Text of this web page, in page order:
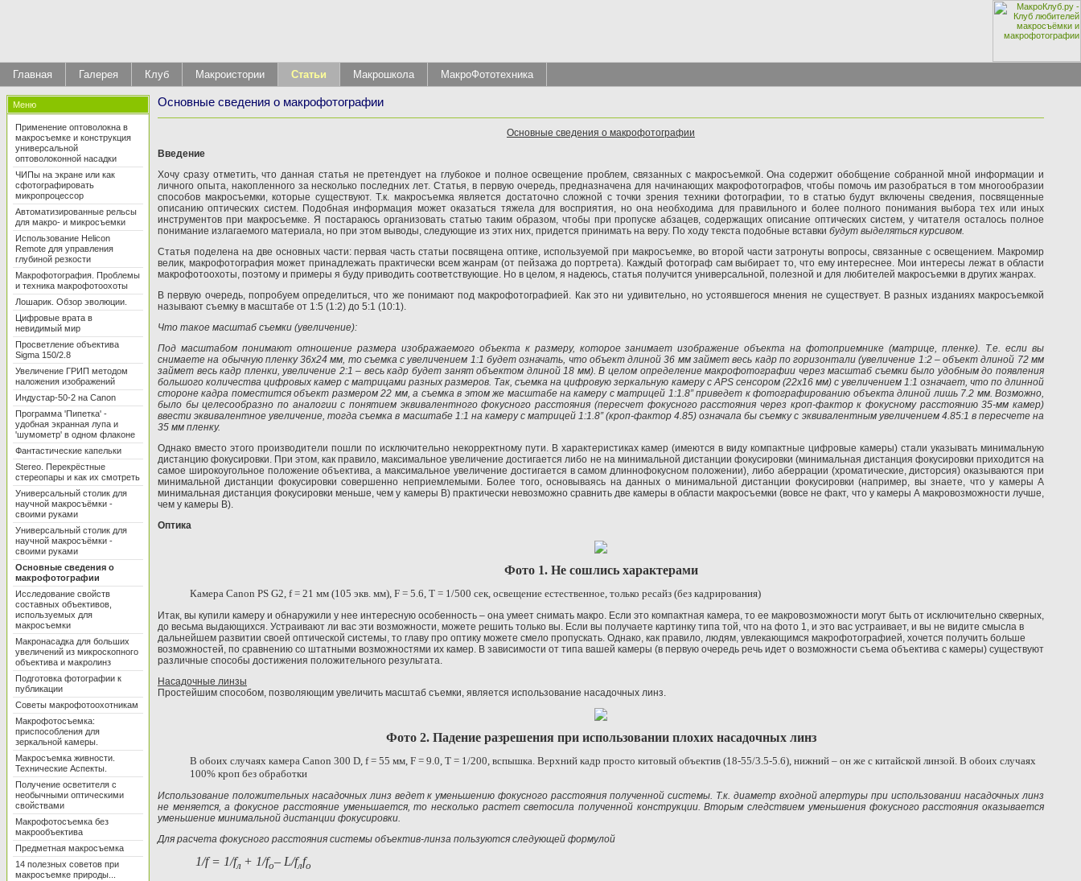
Главная Галерея Клуб Макроистории Статьи Макрошкола МакроФототехника
Меню
Применение оптоволокна в
макросъемке и конструкция
универсальной
оптоволоконной насадки
ЧИПы на экране или как
сфотографировать
микропроцессор
Автоматизированные рельсы
для макро- и микросъемки
Использование Helicon
Remote для управления
глубиной резкости
Макрофотография. Проблемы
и техника макрофотоохоты
Лошарик. Обзор эволюции.
Цифровые врата в
невидимый мир
Просветление объектива
Sigma 150/2.8
Увеличение ГРИП методом
наложения изображений
Индустар-50-2 на Canon
Программа 'Пипетка' -
удобная экранная лупа и
'шумометр' в одном флаконе
Фантастические капельки
Stereo. Перекрёстные
стереопары и как их смотреть
Универсальный столик для
научной макросъёмки -
своими руками
Универсальный столик для
научной макросъёмки -
своими руками
Основные сведения о
макрофотографии
Исследование свойств
составных объективов,
используемых для
макросъемки
Макронасадка для больших
увеличений из микроскопного
объектива и макролинз
Подготовка фотографии к
публикации
Советы макрофотоохотникам
Макрофотосъемка:
приспособления для
зеркальной камеры.
Макросъемка живности.
Технические Аспекты.
Получение осветителя с
необычными оптическими
свойствами
Макрофотосъемка без
макрообъектива
Предметная макросъемка
14 полезных советов при
макросъемке природы...
Основные сведения о макрофотографии
Основные сведения о макрофотографии
Введение
Хочу сразу отметить, что данная статья не претендует на глубокое и полное освещение проблем, связанных с макросъемкой. Она содержит обобщение собранной мной информации и
личного опыта, накопленного за несколько последних лет. Статья, в первую очередь, предназначена для начинающих макрофотографов, чтобы помочь им разобраться в том многообразии
способов макросъемки, которые существуют. Т.к. макросъемка является достаточно сложной с точки зрения техники фотографии, то в статью будут включены сведения, посвященные
описанию оптических систем. Подобная информация может оказаться тяжела для восприятия, но она необходима для правильного и более полного понимания выбора тех или иных
инструментов при макросъемке. Я постараюсь организовать статью таким образом, чтобы при пропуске абзацев, содержащих описание оптических систем, у читателя осталось полное
понимание излагаемого материала, но при этом выводы, следующие из этих них, придется принимать на веру. По ходу текста подобные вставки будут выделяться курсивом.
Статья поделена на две основных части: первая часть статьи посвящена оптике, используемой при макросъемке, во второй части затронуты вопросы, связанные с освещением. Макромир
велик, макрофотография может принадлежать практически всем жанрам (от пейзажа до портрета). Каждый фотограф сам выбирает то, что ему интереснее. Мои интересы лежат в области
макрофотоохоты, поэтому и примеры я буду приводить соответствующие. Но в целом, я надеюсь, статья получится универсальной, полезной и для любителей макросъемки в других жанрах.
В первую очередь, попробуем определиться, что же понимают под макрофотографией. Как это ни удивительно, но устоявшегося мнения не существует. В разных изданиях макросъемкой
называют съемку в масштабе от 1:5 (1:2) до 5:1 (10:1).
Что такое масштаб съемки (увеличение):
Под масштабом понимают отношение размера изображаемого объекта к размеру, которое занимает изображение объекта на фотоприемнике (матрице, пленке). Т.е. если вы
снимаете на обычную пленку 36х24 мм, то съемка с увеличением 1:1 будет означать, что объект длиной 36 мм займет весь кадр по горизонтали (увеличение 1:2 – объект длиной 72 мм
займет весь кадр пленки, увеличение 2:1 – весь кадр будет занят объектом длиной 18 мм). В целом определение макрофотографии через масштаб съемки было удобным до появления
большого количества цифровых камер с матрицами разных размеров. Так, съемка на цифровую зеркальную камеру с APS сенсором (22х16 мм) с увеличением 1:1 означает, что по длинной
стороне кадра поместится объект размером 22 мм, а съемка в этом же масштабе на камеру с матрицей 1:1.8” приведет к фотографированию объекта длиной лишь 7.2 мм. Возможно,
было бы целесообразно по аналогии с понятием эквивалентного фокусного расстояния (пересчет фокусного расстояния через кроп-фактор к фокусному расстоянию 35-мм камер)
ввести эквивалентное увеличение, тогда съемка в масштабе 1:1 на камеру с матрицей 1:1.8” (кроп-фактор 4.85) означала бы съемку с эквивалентным увеличением 4.85:1 в пересчете на
35 мм пленку.
Однако вместо этого производители пошли по исключительно некорректному пути. В характеристиках камер (имеются в виду компактные цифровые камеры) стали указывать минимальную
дистанцию фокусировки. При этом, как правило, максимальное увеличение достигается либо не на минимальной дистанции фокусировки (минимальная дистанция фокусировки приходится на
самое широкоугольное положение объектива, а максимальное увеличение достигается в самом длиннофокусном положении), либо аберрации (хроматические, дисторсия) оказываются при
минимальной дистанции фокусировки совершенно неприемлемыми. Более того, основываясь на данных о минимальной дистанции фокусировки (например, вы знаете, что у камеры А
минимальная дистанция фокусировки меньше, чем у камеры В) практически невозможно сравнить две камеры в области макросъемки (вовсе не факт, что у камеры А макровозможности лучше,
чем у камеры В).
Оптика
Фото 1. Не сошлись характерами
Камера Canon PS G2, f= 21 мм (105 экв. мм), F = 5.6, T = 1/500 сек, освещение естественное, только ресайз (без кадрирования)
Итак, вы купили камеру и обнаружили у нее интересную особенность – она умеет снимать макро. Если это компактная камера, то ее макровозможности могут быть от исключительно скверных,
до весьма выдающихся. Устраивают ли вас эти возможности, можете решить только вы. Если вы получаете картинку типа той, что на фото 1, и это вас устраивает, и вы не видите смысла в
дальнейшем развитии своей оптической системы, то главу про оптику можете смело пропускать. Однако, как правило, людям, увлекающимся макрофотографией, хочется получить больше
возможностей, по сравнению со штатными возможностями их камер. В зависимости от типа вашей камеры (в первую очередь речь идет о возможности съема объектива с камеры) существуют
различные способы достижения положительного результата.
Насадочные линзы
Простейшим способом, позволяющим увеличить масштаб съемки, является использование насадочных линз.
Фото 2. Падение разрешения при использовании плохих насадочных линз
В обоих случаях камера Canon 300 D, f= 55 мм, F = 9.0, T = 1/200, вспышка. Верхний кадр просто китовый объектив (18-55/3.5-5.6), нижний – он же с китайской линзой. В обоих случаях
100% кроп без обработки
Использование положительных насадочных линз ведет к уменьшению фокусного расстояния полученной системы. Т.к. диаметр входной апертуры при использовании насадочных линз
не меняется, а фокусное расстояние уменьшается, то несколько растет светосила полученной конструкции. Вторым следствием уменьшения фокусного расстояния оказывается
уменьшение минимальной дистанции фокусировки.
Для расчета фокусного расстояния системы объектив-линза пользуются следующей формулой
1/f = 1/fл + 1/fo– L/fлfo